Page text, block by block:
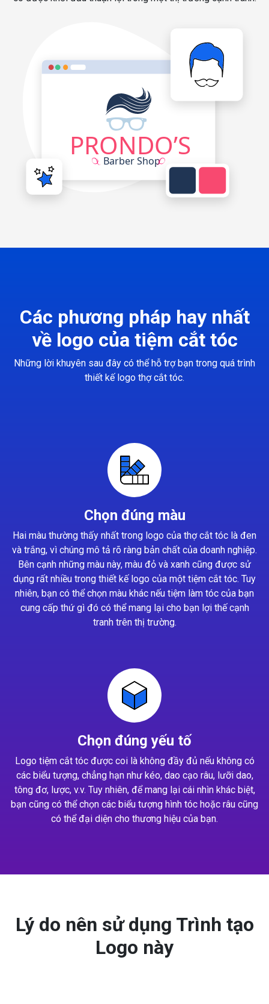
Các phương pháp hay nhất
về logo của tiệm cắt tóc
Những lời khuyên sau đây có thể hỗ trợ bạn trong quá trình
thiết kế logo thợ cắt tóc.
Chọn đúng màu
Hai màu thường thấy nhất trong logo của thợ cắt tóc là đen
và trắng, vì chúng mô tả rõ ràng bản chất của doanh nghiệp.
Bên cạnh những màu này, màu đỏ và xanh cũng được sử
dụng rất nhiều trong thiết kế logo của một tiệm cắt tóc. Tuy
nhiên, bạn có thể chọn màu khác nếu tiệm làm tóc của bạn
cung cấp thứ gì đó có thể mang lại cho bạn lợi thế cạnh
tranh trên thị trường.
Chọn đúng yếu tố
Logo tiệm cắt tóc được coi là không đầy đủ nếu không có
các biểu tượng, chẳng hạn như kéo, dao cạo râu, lưỡi dao,
tông đơ, lược, v.v. Tuy nhiên, để mang lại cái nhìn khác biệt,
bạn cũng có thể chọn các biểu tượng hình tóc hoặc râu cũng
có thể đại diện cho thương hiệu của bạn.
Lý do nên sử dụng Trình tạo
Logo này